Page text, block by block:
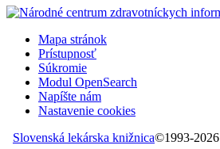
Mapa stránok
Prístupnosť
Súkromie
Modul OpenSearch
Napíšte nám
Nastavenie cookies
Slovenská lekárska knižnica©1993-2026